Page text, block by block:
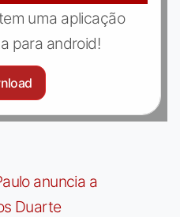
uma aplicação
para android!
anuncia a
Duarte